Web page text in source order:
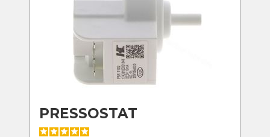
PRESSOSTAT